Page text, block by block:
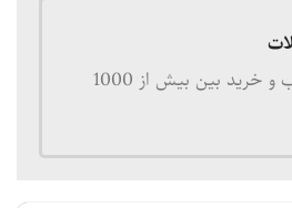
امکان انتخاب و خرید بین بیش از 1000